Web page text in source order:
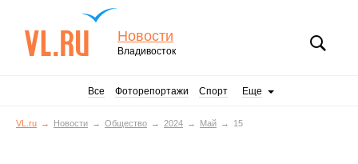
Новости
Владивосток
Все Фоторепортажи Спорт Еще
VL.ru Новости Общество 2024 Май 15